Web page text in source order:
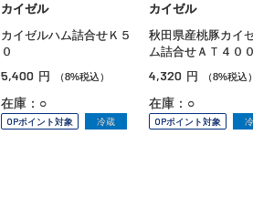
カイゼル
カイゼルハム詰合せＫ５
０
5,400 円 （8%税込）
在庫：○
OPポイント対象 冷蔵
カイゼル
秋田県産桃豚カイ
ム詰合せＡＴ４０
4,320 円 （8%税込
在庫：○
OPポイント対象